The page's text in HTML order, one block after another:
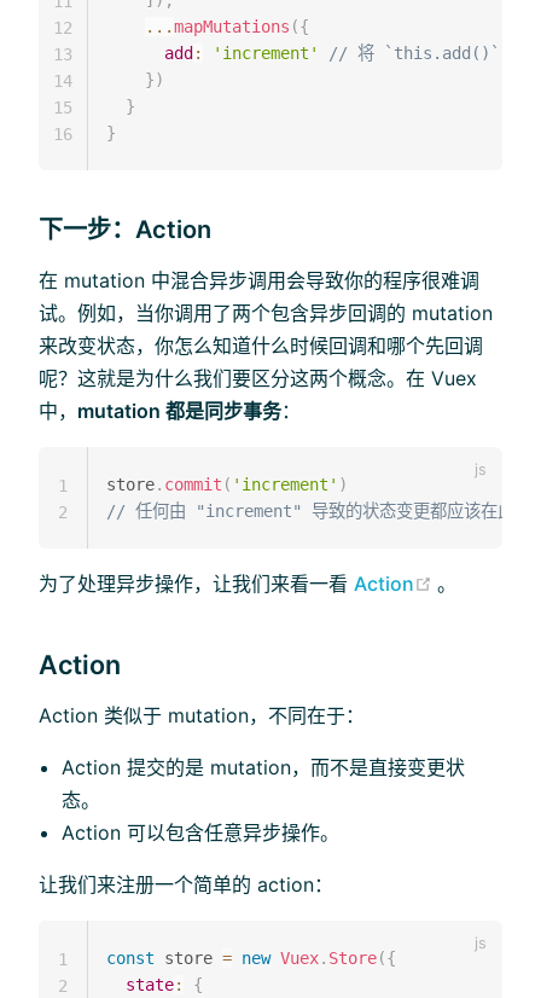
...mapMutations ({
add : 'increment'
// 将 `this.add()` 映
})
}
}
12
13
14
15
16
下一步：Action
在 mutation 中混合异步调用会导致你的程序很难调
试。例如，当你调用了两个包含异步回调的 mutation
来改变状态，你怎么知道什么时候回调和哪个先回调
呢？这就是为什么我们要区分这两个概念。在 Vuex
中， mutation 都是同步事务：
store. commit ( 'increment' )
// 任何由 "increment" 导致的状态变更都应该在此刻
1
2
为了处理异步操作，让我们来看一看 Action (opens
。
Action
Action 类似于 mutation，不同在于：
Action 提交的是 mutation，而不是直接变更状
态。
Action 可以包含任意异步操作。
让我们来注册一个简单的 action：
const store = new Vuex. Store({
state:
{
1
2